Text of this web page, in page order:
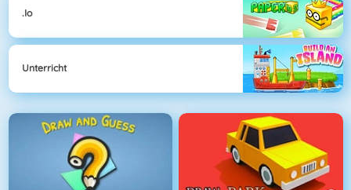
.io
Unterricht